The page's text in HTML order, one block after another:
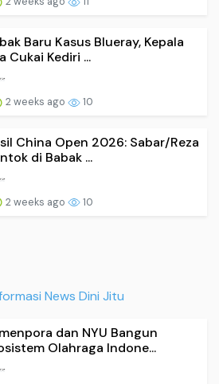
Baru Kasus Blueray, Kepala
Cukai Kediri ...
2 weeks ago 10
China Open 2026: Sabar/Reza
di Babak ...
2 weeks ago 10
News Dini Jitu
dan NYU Bangun
Olahraga Indone...